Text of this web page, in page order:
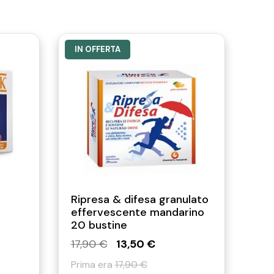
sottile massaggiando
ammonium
MEA, tapioca starch, tocopheryl
caprylyl glycol, disodium
triethyl citrate.
Ripresa & difesa granulato
effervescente mandarino
20 bustine
IN OFFERTA
17,90 € 13,50 €
Prima era17,90 €